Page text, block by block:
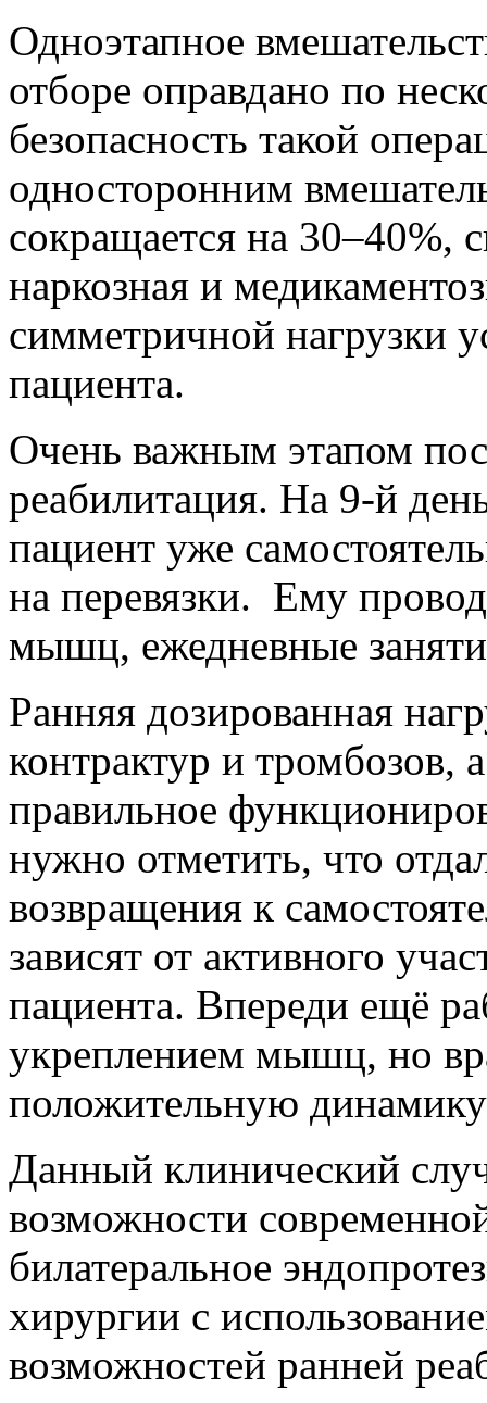
Одноэтапное
отборе оправдано по
безопасность такой
односторонним
сокращается на 30–40%,
наркозная и
симметричной нагрузки
пациента.
Очень важным этапом
реабилитация. На 9-й
пациент уже
на перевязки. Ему
мышц, ежедневные
Ранняя дозированная
контрактур и тромбозов,
правильное
нужно отметить, что
возвращения к
зависят от активного
пациента. Впереди ещё
укреплением мышц, но
положительную динамику
Данный клинический
возможности
билатеральное
хирургии с
возможностей ранней